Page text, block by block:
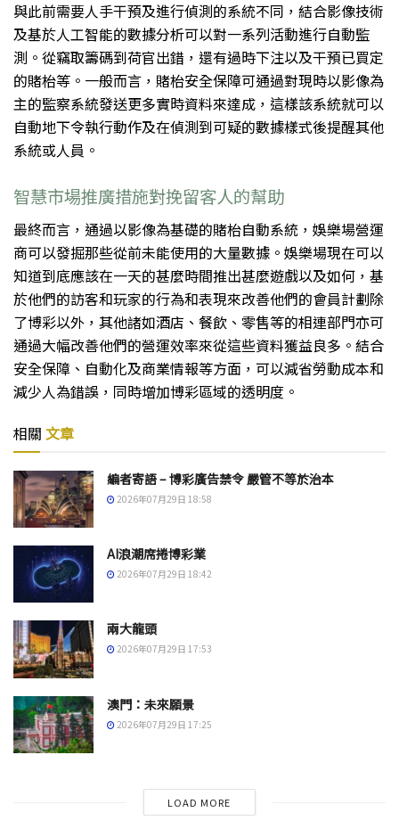
與此前需要人手干預及進行偵測的系統不同，結合影像技術
及基於人工智能的數據分析可以對一系列活動進行自動監
測。從竊取籌碼到荷官出錯，還有過時下注以及干預已買定
的賭枱等。一般而言，賭枱安全保障可通過對現時以影像為
主的監察系統發送更多實時資料來達成，這樣該系統就可以
自動地下令執行動作及在偵測到可疑的數據樣式後提醒其他
系統或人員。
智慧市場推廣措施對挽留客人的幫助
最終而言，通過以影像為基礎的賭枱自動系統，娛樂場營運
商可以發掘那些從前未能使用的大量數據。娛樂場現在可以
知道到底應該在一天的甚麼時間推出甚麼遊戲以及如何，基
於他們的訪客和玩家的行為和表現來改善他們的會員計劃除
了博彩以外，其他諸如酒店、餐飲、零售等的相連部門亦可
通過大幅改善他們的營運效率來從這些資料獲益良多。結合
安全保障、自動化及商業情報等方面，可以減省勞動成本和
減少人為錯誤，同時增加博彩區域的透明度。
相關 文章
編者寄語 – 博彩廣告禁令 嚴管不等於治本
2026年07月29日 18:58
AI浪潮席捲博彩業
2026年07月29日 18:42
兩大龍頭
2026年07月29日 17:53
澳門：未來願景
2026年07月29日 17:25
LOAD MORE